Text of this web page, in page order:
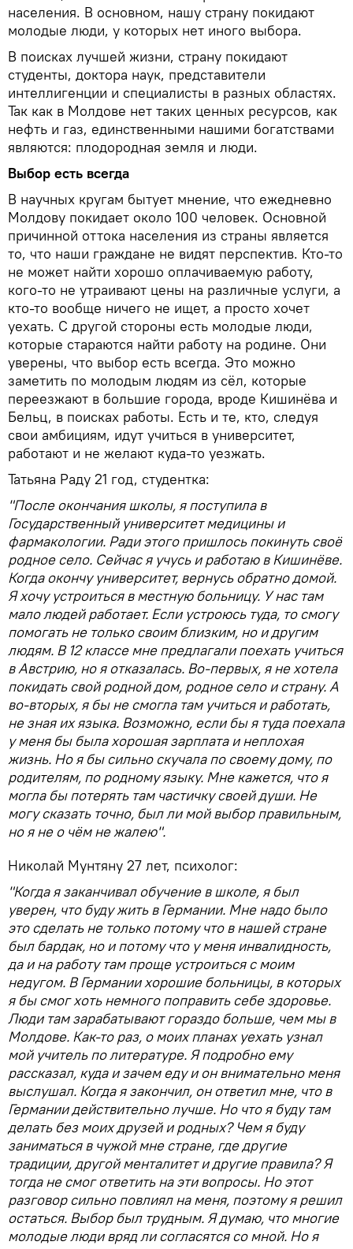
населения. В основном, нашу страну покидают
молодые люди, у которых нет иного выбора.
В поисках лучшей жизни, страну покидают
студенты, доктора наук, представители
интеллигенции и специалисты в разных областях.
Так как в Молдове нет таких ценных ресурсов, как
нефть и газ, единственными нашими богатствами
являются: плодородная земля и люди.
Выбор есть всегда
В научных кругам бытует мнение, что ежедневно
Молдову покидает около 100 человек. Основной
причинной оттока населения из страны является
то, что наши граждане не видят перспектив. Кто-то
не может найти хорошо оплачиваемую работу,
кого-то не утраивают цены на различные услуги, а
кто-то вообще ничего не ищет, а просто хочет
уехать. С другой стороны есть молодые люди,
которые стараются найти работу на родине. Они
уверены, что выбор есть всегда. Это можно
заметить по молодым людям из сёл, которые
переезжают в большие города, вроде Кишинёва и
Бельц, в поисках работы. Есть и те, кто, следуя
свои амбициям, идут учиться в университет,
работают и не желают куда-то уезжать.
Татьяна Раду 21 год, студентка:
"После окончания школы, я поступила в
Государственный университет медицины и
фармакологии. Ради этого пришлось покинуть своё
родное село. Сейчас я учусь и работаю в Кишинёве.
Когда окончу университет, вернусь обратно домой.
Я хочу устроиться в местную больницу. У нас там
мало людей работает. Если устроюсь туда, то смогу
помогать не только своим близким, но и другим
людям. В 12 классе мне предлагали поехать учиться
в Австрию, но я отказалась. Во-первых, я не хотела
покидать свой родной дом, родное село и страну. А
во-вторых, я бы не смогла там учиться и работать,
не зная их языка. Возможно, если бы я туда поехала
у меня бы была хорошая зарплата и неплохая
жизнь. Но я бы сильно скучала по своему дому, по
родителям, по родному языку. Мне кажется, что я
могла бы потерять там частичку своей души. Не
могу сказать точно, был ли мой выбор правильным,
но я не о чём не жалею".
Николай Мунтяну 27 лет, психолог:
"Когда я заканчивал обучение в школе, я был
уверен, что буду жить в Германии. Мне надо было
это сделать не только потому что в нашей стране
был бардак, но и потому что у меня инвалидность,
да и на работу там проще устроиться с моим
недугом. В Германии хорошие больницы, в которых
я бы смог хоть немного поправить себе здоровье.
Люди там зарабатывают гораздо больше, чем мы в
Молдове. Как-то раз, о моих планах уехать узнал
мой учитель по литературе. Я подробно ему
рассказал, куда и зачем еду и он внимательно меня
выслушал. Когда я закончил, он ответил мне, что в
Германии действительно лучше. Но что я буду там
делать без моих друзей и родных? Чем я буду
заниматься в чужой мне стране, где другие
традиции, другой менталитет и другие правила? Я
тогда не смог ответить на эти вопросы. Но этот
разговор сильно повлиял на меня, поэтому я решил
остаться. Выбор был трудным. Я думаю, что многие
молодые люди вряд ли согласятся со мной. Но я